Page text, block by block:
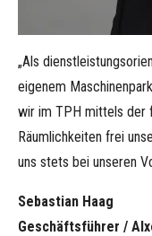
„Als
eigenem
wir im TPH mittels der
Räumlichkeiten frei
uns stets bei unseren
Sebastian Haag
Geschäftsführer /